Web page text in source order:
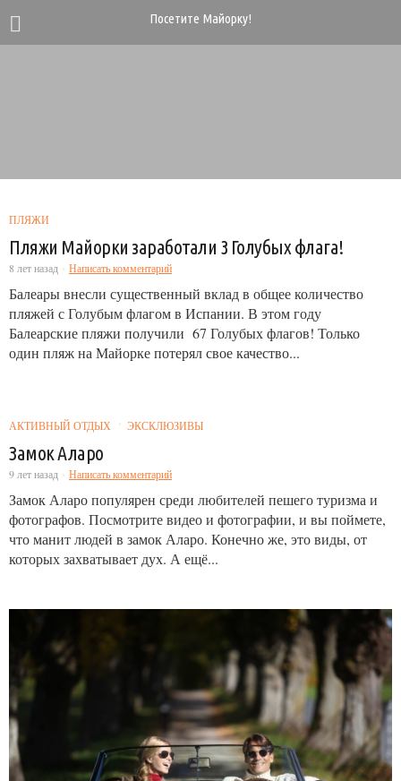
Посетите Майорку!
ПЛЯЖИ
Пляжи Майорки заработали 3 Голубых флага!
8 лет назад Написать комментарий
Балеары внесли существенный вклад в общее количество
пляжей с Голубым флагом в Испании. В этом году
Балеарские пляжи получили 67 Голубых флагов! Только
один пляж на Майорке потерял свое качество...
АКТИВНЫЙ ОТДЫХ ЭКСКЛЮЗИВЫ
Замок Аларо
9 лет назад Написать комментарий
Замок Аларо популярен среди любителей пешего туризма и
фотографов. Посмотрите видео и фотографии, и вы поймете,
что манит людей в замок Аларо. Конечно же, это виды, от
которых захватывает дух. А ещё...